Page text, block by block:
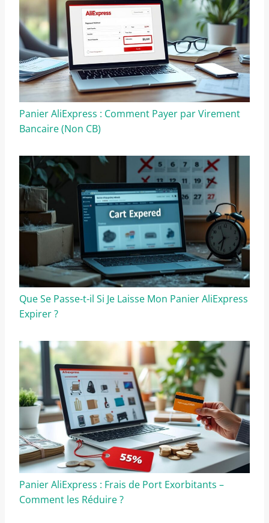
Panier AliExpress : Comment Payer par Virement
Bancaire (Non CB)
Que Se Passe-t-il Si Je Laisse Mon Panier AliExpress
Expirer ?
Panier AliExpress : Frais de Port Exorbitants –
Comment les Réduire ?